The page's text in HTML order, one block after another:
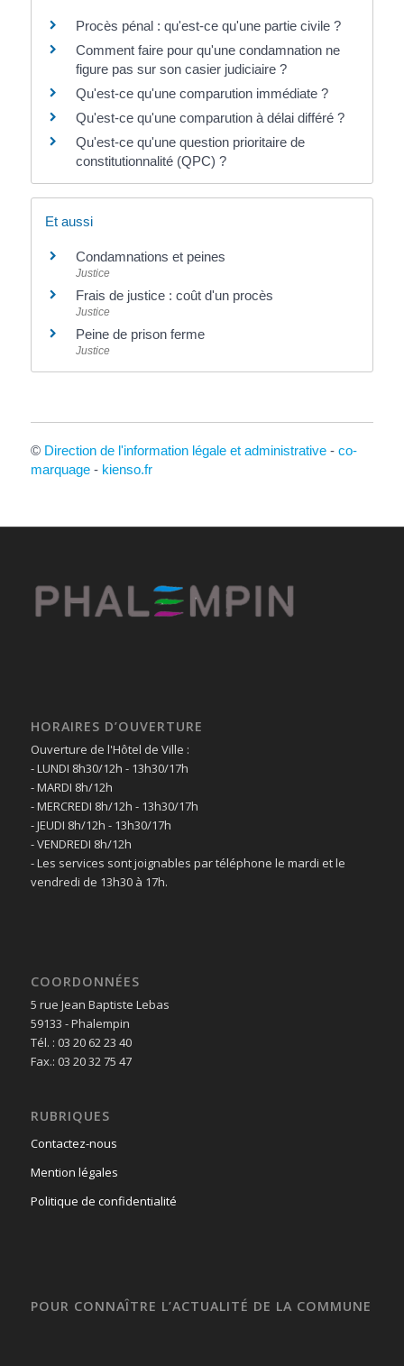
Procès pénal : qu'est-ce qu'une partie civile ?
Comment faire pour qu'une condamnation ne
figure pas sur son casier judiciaire ?
Qu'est-ce qu'une comparution immédiate ?
Qu'est-ce qu'une comparution à délai différé ?
Qu'est-ce qu'une question prioritaire de
constitutionnalité (QPC) ?
Et aussi
Condamnations et peines
Justice
Frais de justice : coût d'un procès
Justice
Peine de prison ferme
Justice
© Direction de l'information légale et administrative- co-
marquage- kienso.fr
HORAIRES D’OUVERTURE
Ouverture de l'Hôtel de Ville :
- LUNDI 8h30/12h - 13h30/17h
- MARDI 8h/12h
- MERCREDI 8h/12h - 13h30/17h
- JEUDI 8h/12h - 13h30/17h
- VENDREDI 8h/12h
- Les services sont joignables par téléphone le mardi et le
vendredi de 13h30 à 17h.
COORDONNÉES
5 rue Jean Baptiste Lebas
59133 - Phalempin
Tél. : 03 20 62 23 40
Fax.: 03 20 32 75 47
RUBRIQUES
Contactez-nous
Mention légales
Politique de confidentialité
POUR CONNAÎTRE L’ACTUALITÉ DE LA COMMUNE